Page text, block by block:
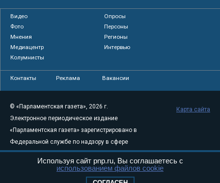
Видео
Опросы
Фото
Персоны
Мнения
Регионы
Медиацентр
Интервью
Колумнисты
Контакты Реклама Вакансии
© «Парламентская газета», 2026 г.
Электронное периодическое издание
«Парламентская газета» зарегистрировано в
Федеральной службе по надзору в сфере
связи, информационных технологий и
массовых коммуникаций (Роскомнадзор) 05
Карта сайта
Используя сайт pnp.ru, Вы соглашаетесь с
использованием файлов cookie